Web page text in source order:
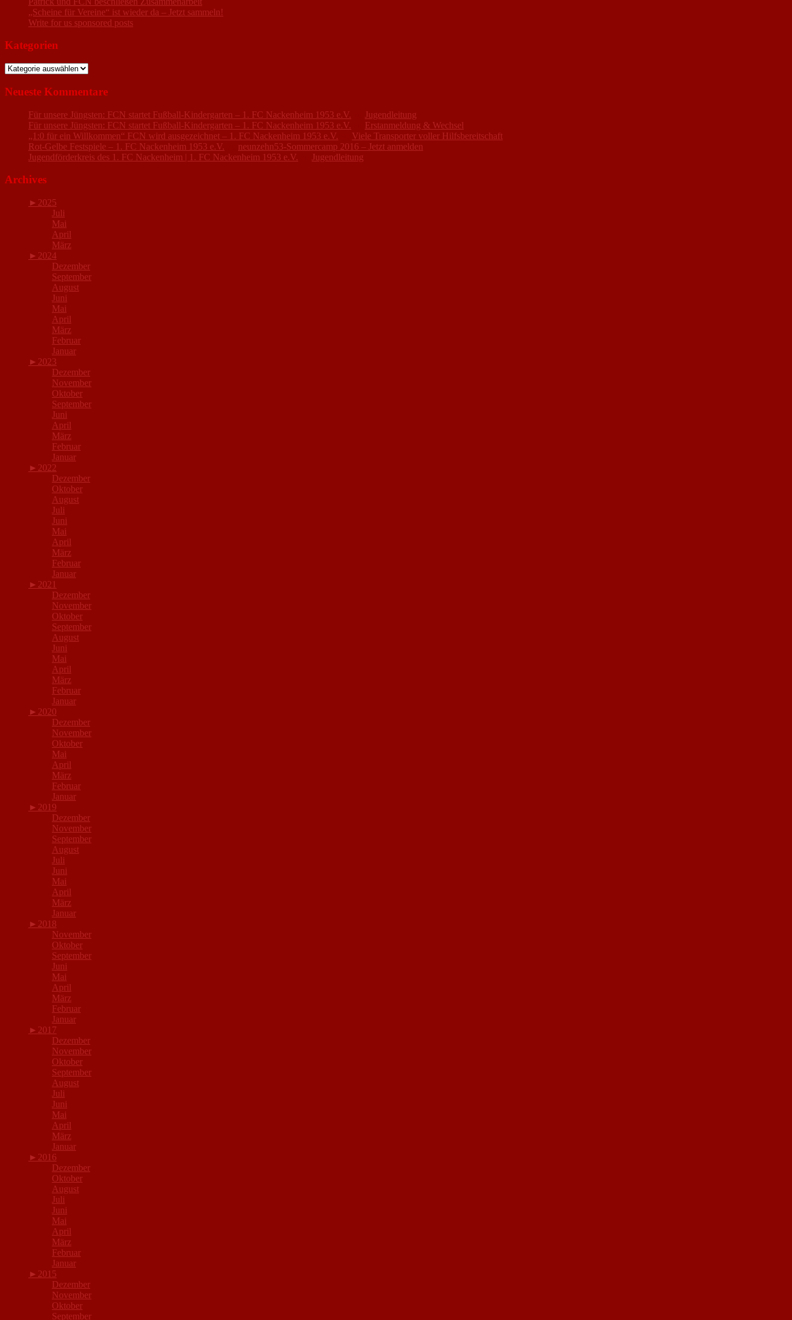
„Scheine für Vereine“ ist wieder da – Jetzt sammeln!
Write for us sponsored posts
Kategorien
Kategorien
Neueste Kommentare
Für unsere Jüngsten: FCN startet Fußball-Kindergarten – 1. FC Nackenheim 1953 e.V.
Jugendleitung
Für unsere Jüngsten: FCN startet Fußball-Kindergarten – 1. FC Nackenheim 1953 e.V.
Erstanmeldung & Wechsel
„1:0 für ein Willkommen“ FCN wird ausgezeichnet – 1. FC Nackenheim 1953 e.V.
Viele Transporter voller Hilfsbereitschaft
Rot-Gelbe Festspiele – 1. FC Nackenheim 1953 e.V.
neunzehn53-Sommercamp 2016 – Jetzt anmelden
Jugendförderkreis des 1. FC Nackenheim | 1. FC Nackenheim 1953 e.V.
Jugendleitung
Archives
► 2025
Juli
Mai
April
März
► 2024
Dezember
September
August
Juni
Mai
April
März
Februar
Januar
► 2023
Dezember
November
Oktober
September
Juni
April
März
Februar
Januar
► 2022
Dezember
Oktober
August
Juli
Juni
Mai
April
März
Februar
Januar
► 2021
Dezember
November
Oktober
September
August
Juni
Mai
April
März
Februar
Januar
► 2020
Dezember
November
Oktober
Mai
April
März
Februar
Januar
► 2019
Dezember
November
September
August
Juli
Juni
Mai
April
März
Januar
► 2018
November
Oktober
September
Juni
Mai
April
März
Februar
Januar
► 2017
Dezember
November
Oktober
September
August
Juli
Juni
Mai
April
März
Januar
► 2016
Dezember
Oktober
August
Juli
Juni
Mai
April
März
Februar
Januar
► 2015
Dezember
November
Oktober
September